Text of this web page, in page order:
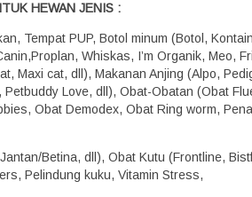
HEWAN JENIS :
Tempat PUP, Botol minum (Botol,
Whiskas, I’m Organik, Meo,
Maxi cat, dll), Makanan Anjing (Alpo,
Love, dll), Obat-Obatan (Obat
Obat Demodex, Obat Ring worm,
Betina, dll), Obat Kutu (Frontline,
Pelindung kuku, Vitamin Stress,